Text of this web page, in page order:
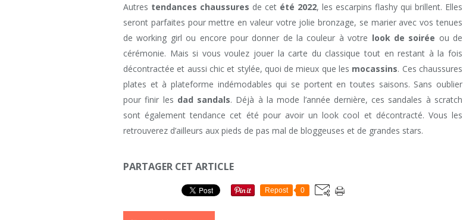
Autres tendances chaussures de cet été 2022, les escarpins flashy qui brillent. Elles
seront parfaites pour mettre en valeur votre jolie bronzage, se marier avec vos tenues
de working girl ou encore pour donner de la couleur à votre look de soirée ou de
cérémonie. Mais si vous voulez jouer la carte du classique tout en restant à la fois
décontractée et aussi chic et stylée, quoi de mieux que les mocassins. Ces chaussures
plates et à plateforme indémodables qui se portent en toutes saisons. Sans oublier
pour finir les dad sandals. Déjà à la mode l’année dernière, ces sandales à scratch
sont également tendance cet été pour avoir un look cool et décontracté. Vous les
retrouverez d’ailleurs aux pieds de pas mal de bloggeuses et de grandes stars.
PARTAGER CET ARTICLE
Repost 0